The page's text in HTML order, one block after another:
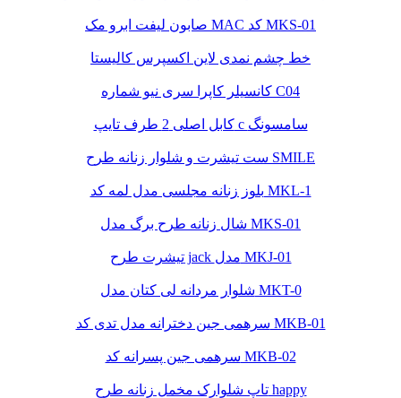
صابون لیفت ابرو مک MAC کد MKS-01
خط چشم نمدی لاین اکسپرس کالیستا
کانسیلر کاپرا سری نیو شماره C04
کابل اصلی 2 طرف تایپ c سامسونگ
ست تیشرت و شلوار زنانه طرح SMILE
بلوز زنانه مجلسی مدل لمه کد MKL-1
شال زنانه طرح برگ مدل MKS-01
تیشرت طرح jack مدل MKJ-01
شلوار مردانه لی کتان مدل MKT-0
سرهمی جین دخترانه مدل تدی کد MKB-01
سرهمی جین پسرانه کد MKB-02
تاپ شلوارک مخمل زنانه طرح happy